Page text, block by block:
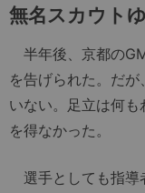
無名スカウト
半年後、京都の
を告げられた。だ
いない。足立は何
を得なかった。
選手としても指導